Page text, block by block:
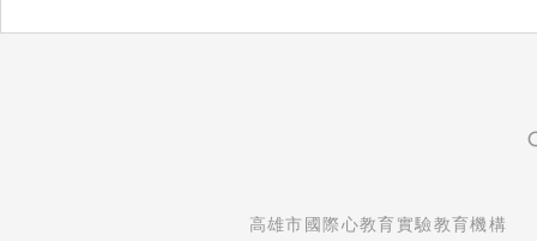
​高雄市國際心教育實驗教育機構